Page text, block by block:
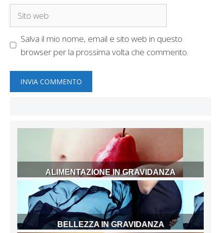
Sito
Salva il mio nome, email e sito web in questo
browser per la prossima volta che commento.
ALIMENTAZIONE IN GRAVIDANZA
BELLEZZA IN GRAVIDANZA